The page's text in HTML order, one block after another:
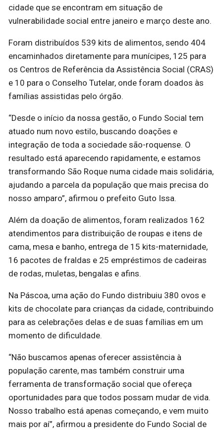
cidade que se encontram em situação de
vulnerabilidade social entre janeiro e março deste ano.
Foram distribuídos 539 kits de alimentos, sendo 404
encaminhados diretamente para munícipes, 125 para
os Centros de Referência da Assistência Social (CRAS)
e 10 para o Conselho Tutelar, onde foram doados às
famílias assistidas pelo órgão.
“Desde o início da nossa gestão, o Fundo Social tem
atuado num novo estilo, buscando doações e
integração de toda a sociedade são-roquense. O
resultado está aparecendo rapidamente, e estamos
transformando São Roque numa cidade mais solidária,
ajudando a parcela da população que mais precisa do
nosso amparo”, afirmou o prefeito Guto Issa.
Além da doação de alimentos, foram realizados 162
atendimentos para distribuição de roupas e itens de
cama, mesa e banho, entrega de 15 kits-maternidade,
16 pacotes de fraldas e 25 empréstimos de cadeiras
de rodas, muletas, bengalas e afins.
Na Páscoa, uma ação do Fundo distribuiu 380 ovos e
kits de chocolate para crianças da cidade, contribuindo
para as celebrações delas e de suas famílias em um
momento de dificuldade.
“Não buscamos apenas oferecer assistência à
população carente, mas também construir uma
ferramenta de transformação social que ofereça
oportunidades para que todos possam mudar de vida.
Nosso trabalho está apenas começando, e vem muito
mais por aí”, afirmou a presidente do Fundo Social de